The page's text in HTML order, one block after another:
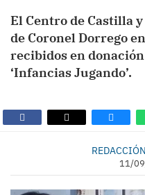
El Centro de Castilla y
de Coronel Dorrego
recibidos en
‘Infancias Jugando’.
11/